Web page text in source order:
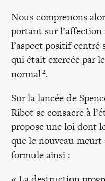
Nous comprenons
portant sur
l’aspect positif
qui était exercée par
normal2.
Sur la lancée de
Ribot se consacre à
propose une loi dont
que le nouveau
formule ainsi :